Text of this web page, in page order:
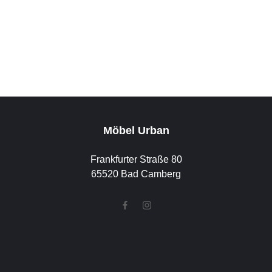
Möbel Urban
Frankfurter Straße 80
65520 Bad Camberg